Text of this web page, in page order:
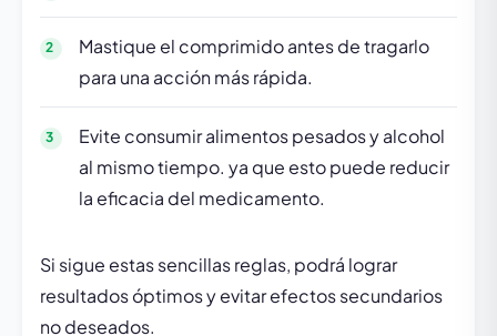
Mastique el comprimido antes de tragarlo
para una acción más rápida.
Evite consumir alimentos pesados ​​y alcohol
al mismo tiempo. ya que esto puede reducir
la eficacia del medicamento.
Si sigue estas sencillas reglas, podrá lograr
resultados óptimos y evitar efectos secundarios
no deseados.